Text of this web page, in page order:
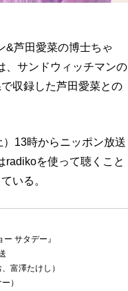
&芦田愛菜の博士ちゃ
、サンドウィッチマンの
収録した芦田愛菜との
13時からニッポン放送
radikoを使って聴くこと
いる。
サタデー』
富澤たけし）
）